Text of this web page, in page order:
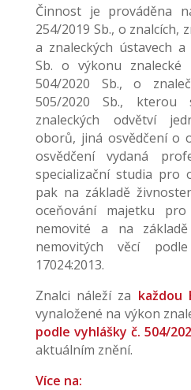
Činnost je prováděna
254/2019 Sb., o znalcích,
a znaleckých ústavech
Sb. o výkonu znalecké
504/2020 Sb., o
505/2020 Sb., kterou
znaleckých odvětví
oborů, jiná osvědčení o
osvědčení vydaná
specializační studia pro
pak na základě
oceňování majetku
nemovité a na
nemovitých věcí
17024:2013.
Znalci náleží za každou
vynaložené na výkon
podle vyhlášky č. 504/
aktuálním znění.
Více na: